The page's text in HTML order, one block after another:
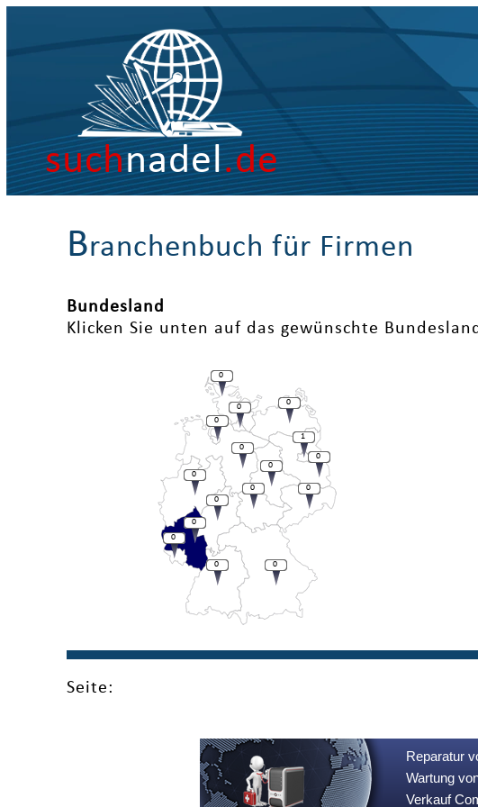
suchnadel.de
Branchenbuch für Firmen
Bundesland
Klicken Sie unten auf das gewünschte
0
0
0
1
0
0
0
0
0
0
0
0
0
0
0
0
Seite:
Reparatur
Wartung
Verkauf